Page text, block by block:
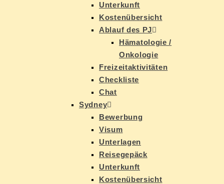
Un­ter­kunft
Kos­ten­über­sicht
Ab­lauf des PJ
Hä­ma­to­lo­gie /
Onkologie
Frei­zeit­ak­ti­vi­tä­ten
Check­lis­te
Chat
Syd­ney
Be­wer­bung
Vi­sum
Un­ter­la­gen
Rei­se­ge­päck
Un­ter­kunft
Kos­ten­über­sicht